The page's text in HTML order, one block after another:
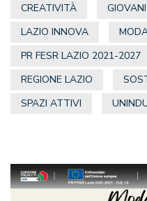
CREATIVITÀ
LAZIO INNOVA
PR FESR LAZIO 2021-2027
REGIONE LAZIO
SPAZI ATTIVI